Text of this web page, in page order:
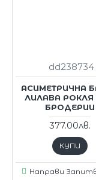
dd238734
АСИМЕТРИЧНА
ЛИЛАВА
БРОДЕРИИ
377.00лв.
КУПИ
Направи